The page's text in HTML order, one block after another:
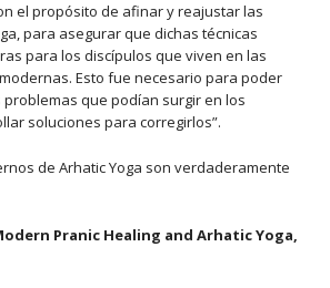
el propósito de afinar y reajustar las
para asegurar que dichas técnicas
para los discípulos que viven en las
Esto fue necesario para poder
que podían surgir en los
soluciones para corregirlos”.
de Arhatic Yoga son verdaderamente
Pranic Healing and Arhatic Yoga,